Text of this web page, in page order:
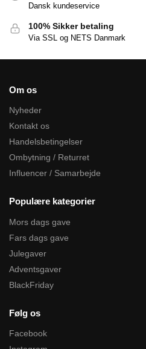
Dansk kundeservice
100% Sikker betaling
Via SSL og NETS Danmark
Om os
Nyheder
Kontakt os
Handelsbetingelser
Ombytning / Returret
Influencer / Samarbejde
Populære kategorier
Mors dags gave
Fars dags gave
Julegaver
Adventsgaver
BlackFriday
Følg os
Facebook